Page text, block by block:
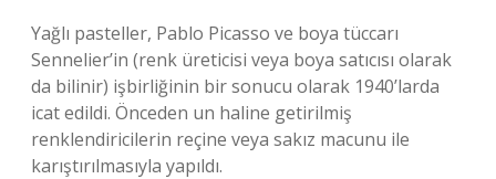
Yağlı pasteller, Pablo Picasso ve boya tüccarı
Sennelier’in (renk üreticisi veya boya satıcısı olarak
da bilinir) işbirliğinin bir sonucu olarak 1940’larda
icat edildi. Önceden un haline getirilmiş
renklendiricilerin reçine veya sakız macunu ile
karıştırılmasıyla yapıldı.